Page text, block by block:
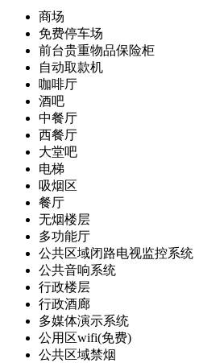
商场
免费停车场
前台贵重物品保险柜
自动取款机
咖啡厅
酒吧
中餐厅
西餐厅
大堂吧
电梯
吸烟区
餐厅
无烟楼层
多功能厅
公共区域闭路电视监控系统
公共音响系统
行政楼层
行政酒廊
多媒体演示系统
公用区wifi(免费)
公共区域禁烟